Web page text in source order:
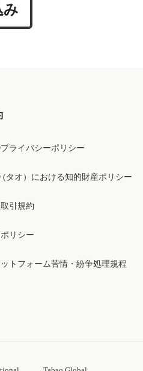
み
ライバシーポリシー
(タオ）における知的財産ポリシー
引規約
リシー
トフォーム苦情・紛争処理規程